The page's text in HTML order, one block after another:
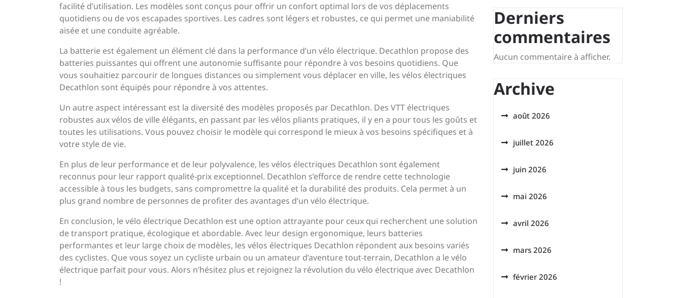
facilité d’utilisation. Les modèles sont conçus pour offrir un confort optimal lors de vos déplacements
quotidiens ou de vos escapades sportives. Les cadres sont légers et robustes, ce qui permet une maniabilité
aisée et une conduite agréable.
La batterie est également un élément clé dans la performance d’un vélo électrique. Decathlon propose des
batteries puissantes qui offrent une autonomie suffisante pour répondre à vos besoins quotidiens. Que
vous souhaitiez parcourir de longues distances ou simplement vous déplacer en ville, les vélos électriques
Decathlon sont équipés pour répondre à vos attentes.
Un autre aspect intéressant est la diversité des modèles proposés par Decathlon. Des VTT électriques
robustes aux vélos de ville élégants, en passant par les vélos pliants pratiques, il y en a pour tous les goûts et
toutes les utilisations. Vous pouvez choisir le modèle qui correspond le mieux à vos besoins spécifiques et à
votre style de vie.
En plus de leur performance et de leur polyvalence, les vélos électriques Decathlon sont également
reconnus pour leur rapport qualité-prix exceptionnel. Decathlon s’efforce de rendre cette technologie
accessible à tous les budgets, sans compromettre la qualité et la durabilité des produits. Cela permet à un
plus grand nombre de personnes de profiter des avantages d’un vélo électrique.
En conclusion, le vélo électrique Decathlon est une option attrayante pour ceux qui recherchent une solution
de transport pratique, écologique et abordable. Avec leur design ergonomique, leurs batteries
performantes et leur large choix de modèles, les vélos électriques Decathlon répondent aux besoins variés
des cyclistes. Que vous soyez un cycliste urbain ou un amateur d’aventure tout-terrain, Decathlon a le vélo
électrique parfait pour vous. Alors n’hésitez plus et rejoignez la révolution du vélo électrique avec Decathlon
!
Derniers
commentaires
Aucun commentaire à afficher.
Archive
août 2026
juillet 2026
juin 2026
mai 2026
avril 2026
mars 2026
février 2026